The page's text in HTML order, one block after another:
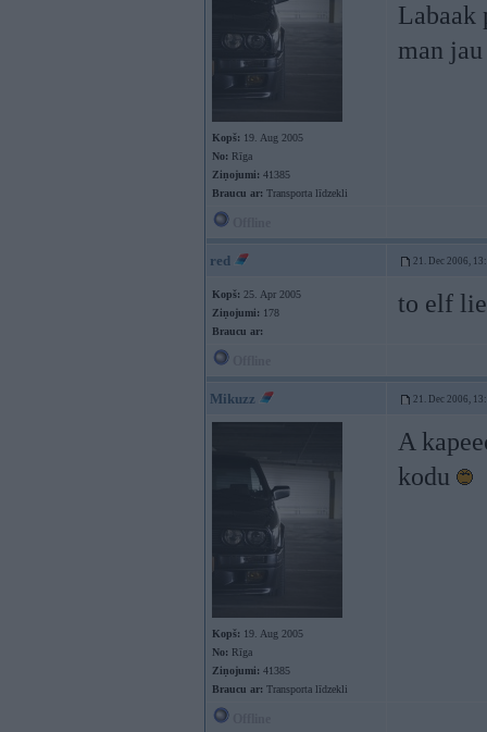
Kopš: 19. Aug 2005
No: Rīga
Ziņojumi: 41385
Braucu ar: Transporta līdzekli
Labaak
man
red 21. Dec 2006,
Kopš: 25. Apr 2005
Ziņojumi: 178
Braucu ar:
to elf
Mikuzz 21. Dec 2006,
Kopš: 19. Aug 2005
No: Rīga
Ziņojumi: 41385
Braucu ar: Transporta līdzekli
A
kodu